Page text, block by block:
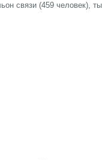
связи (459 человек),